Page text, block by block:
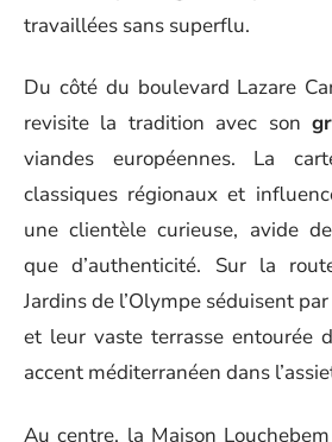
travaillées sans superflu.
Du côté du boulevard Lazare
revisite la tradition avec son
viandes européennes. La
classiques régionaux et
une clientèle curieuse, avide
que d’authenticité. Sur la
Jardins de l’Olympe séduisent
et leur vaste terrasse entourée
accent méditerranéen dans
Au centre, la Maison